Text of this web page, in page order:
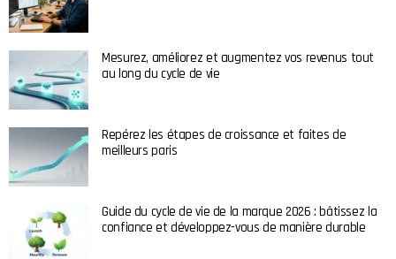
Mesurez, améliorez et augmentez vos revenus tout
au long du cycle de vie
Repérez les étapes de croissance et faites de
meilleurs paris
Guide du cycle de vie de la marque 2026 : bâtissez la
confiance et développez-vous de manière durable